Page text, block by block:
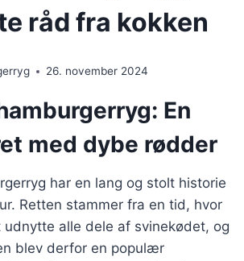
råd fra kokken
26. november 2024
En
med dybe rødder
har en lang og stolt historie
Retten stammer fra en tid, hvor
udnytte alle dele af svinekødet, og
blev derfor en populær